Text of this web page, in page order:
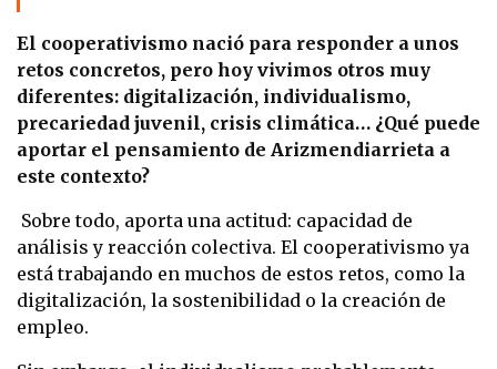
El cooperativismo nació para responder a unos
retos concretos, pero hoy vivimos otros muy
diferentes: digitalización, individualismo,
precariedad juvenil, crisis climática… ¿Qué puede
aportar el pensamiento de Arizmendiarrieta a
este contexto?
Sobre todo, aporta una actitud: capacidad de
análisis y reacción colectiva. El cooperativismo ya
está trabajando en muchos de estos retos, como la
digitalización, la sostenibilidad o la creación de
empleo.